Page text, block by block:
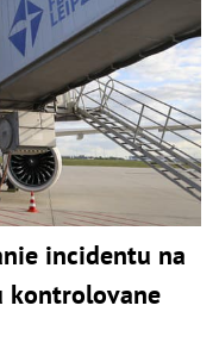
incidentu na
kontrolovane